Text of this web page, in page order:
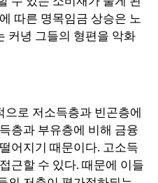
따른 명목임금 상승은 노
커녕 그들의 형편을 악화
로 저소득층과 빈곤층에
층과 부유층에 비해 금융
어지기 때문이다. 고소득
근할 수 있다. 때문에 이들